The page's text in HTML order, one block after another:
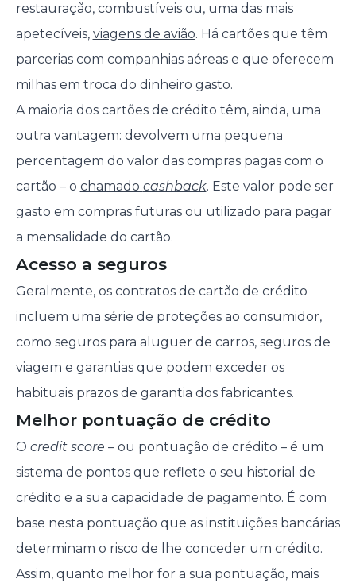
restauração, combustíveis ou, uma das mais
apetecíveis, viagens de avião. Há cartões que têm
parcerias com companhias aéreas e que oferecem
milhas em troca do dinheiro gasto.
A maioria dos cartões de crédito têm, ainda, uma
outra vantagem: devolvem uma pequena
percentagem do valor das compras pagas com o
cartão – o chamado cashback. Este valor pode ser
gasto em compras futuras ou utilizado para pagar
a mensalidade do cartão.
Acesso a seguros
Geralmente, os contratos de cartão de crédito
incluem uma série de proteções ao consumidor,
como seguros para aluguer de carros, seguros de
viagem e garantias que podem exceder os
habituais prazos de garantia dos fabricantes.
Melhor pontuação de crédito
O credit score – ou pontuação de crédito – é um
sistema de pontos que reflete o seu historial de
crédito e a sua capacidade de pagamento. É com
base nesta pontuação que as instituições bancárias
determinam o risco de lhe conceder um crédito.
Assim, quanto melhor for a sua pontuação, mais